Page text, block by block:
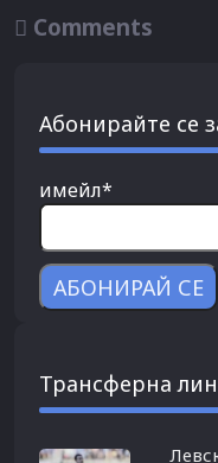
 Comments
Абонирайте се
имейл*
Трансферна